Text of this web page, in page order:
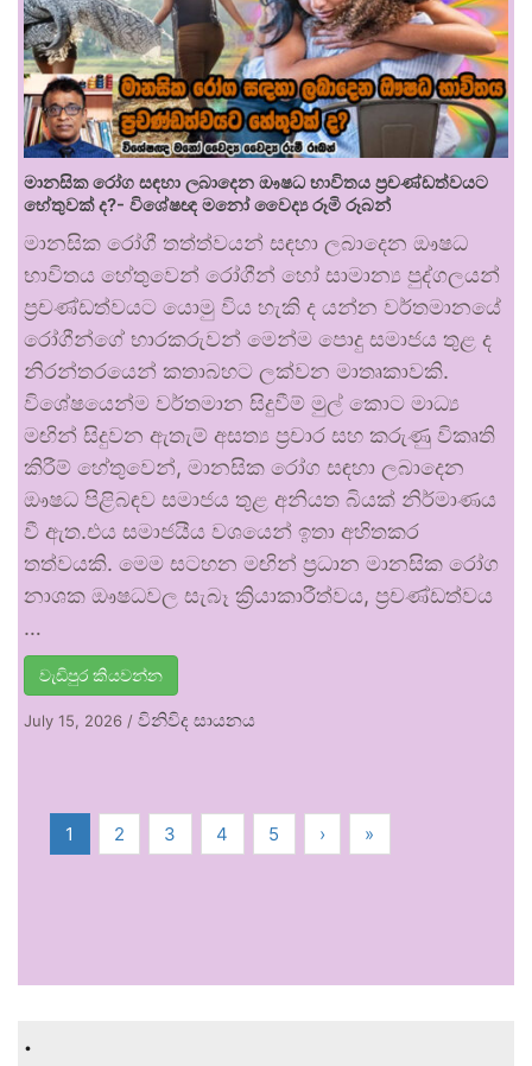
මානසික රෝග සඳහා ලබාදෙන ඖෂධ භාවිතය ප්‍රචණ්ඩත්වයට
හේතුවක් ද?- විශේෂඥ මනෝ වෛද්‍ය රූමි රූබන්
මානසික රෝගී තත්ත්වයන් සඳහා ලබාදෙන ඖෂධ
භාවිතය හේතුවෙන් රෝගීන් හෝ සාමාන්‍ය පුද්ගලයන්
ප්‍රචණ්ඩත්වයට යොමු විය හැකි ද යන්න වර්තමානයේ
රෝගීන්ගේ භාරකරුවන් මෙන්ම පොදු සමාජය තුළ ද
නිරන්තරයෙන් කතාබහට ලක්වන මාතෘකාවකි.
විශේෂයෙන්ම වර්තමාන සිදුවීම් මුල් කොට මාධ්‍ය
මඟින් සිදුවන ඇතැම් අසත්‍ය ප්‍රචාර සහ කරුණු විකෘති
කිරීම් හේතුවෙන්, මානසික රෝග සඳහා ලබාදෙන
ඖෂධ පිළිබඳව සමාජය තුළ අනියත බියක් නිර්මාණය
වී ඇත.එය සමාජයීය වශයෙන් ඉතා අහිතකර
තත්වයකි. මෙම සටහන මඟින් ප්‍රධාන මානසික රෝග
නාශක ඖෂධවල සැබෑ ක්‍රියාකාරීත්වය, ප්‍රචණ්ඩත්වය
…
වැඩිපුර කියවන්න
July 15, 2026 / විනිවිද සායනය
1 2 3 4 5 › »
.